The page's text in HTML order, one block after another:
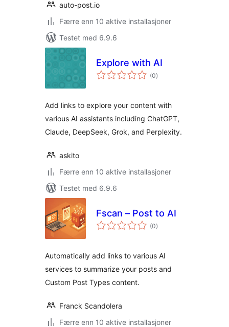
auto-post.io
Færre enn 10 aktive installasjoner
Testet med 6.9.6
Explore with AI
(0totale
vurderinger
)
Add links to explore your content with
various AI assistants including ChatGPT,
Claude, DeepSeek, Grok, and Perplexity.
askito
Færre enn 10 aktive installasjoner
Testet med 6.9.6
Fscan – Post to AI
(0totale
vurderinger
)
Automatically add links to various AI
services to summarize your posts and
Custom Post Types content.
Franck Scandolera
Færre enn 10 aktive installasjoner